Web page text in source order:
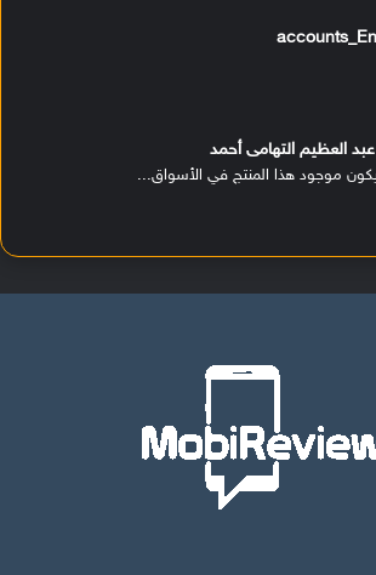
العظيم التهامى أحمد
موجود هذا المنتج في الأسواق...